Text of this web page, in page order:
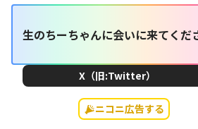
生のちーちゃんに会いに来てくだ
X（旧:Twitter）
ニコニ広告する